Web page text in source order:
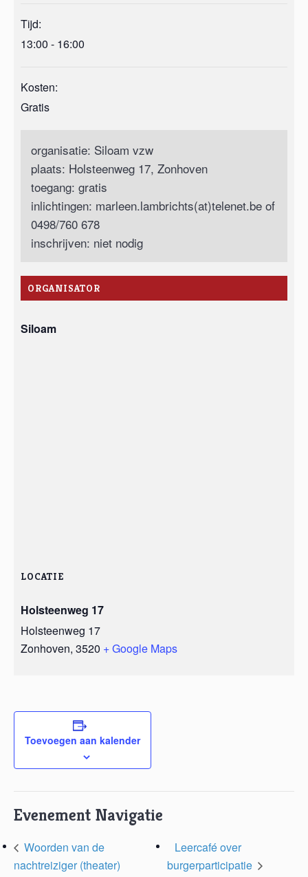
Tijd:
13:00 - 16:00
Kosten:
Gratis
organisatie: Siloam vzw
plaats: Holsteenweg 17, Zonhoven
toegang: gratis
inlichtingen: marleen.lambrichts(at)telenet.be of
0498/760 678
inschrijven: niet nodig
ORGANISATOR
Siloam
LOCATIE
Holsteenweg 17
Holsteenweg 17
Zonhoven, 3520 + Google Maps
Toevoegen aan kalender
Evenement Navigatie
Woorden van de
nachtreiziger (theater)
Leercafé over
burgerparticipatie